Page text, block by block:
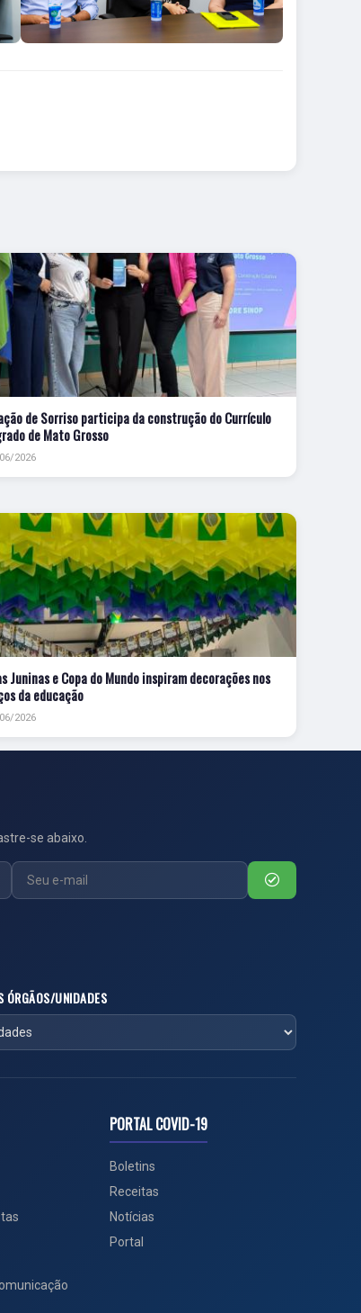
de Sorriso participa da construção do Currículo
de Mato Grosso
2026
Juninas e Copa do Mundo inspiram decorações nos
da educação
2026
se abaixo.
ÓRGÃOS/UNIDADES
PORTAL COVID-19
Boletins
Receitas
Notícias
Portal